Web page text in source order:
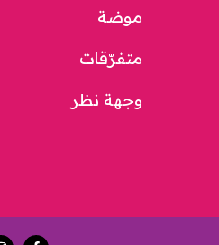
موضة
متفرّقات
وجهة نظر